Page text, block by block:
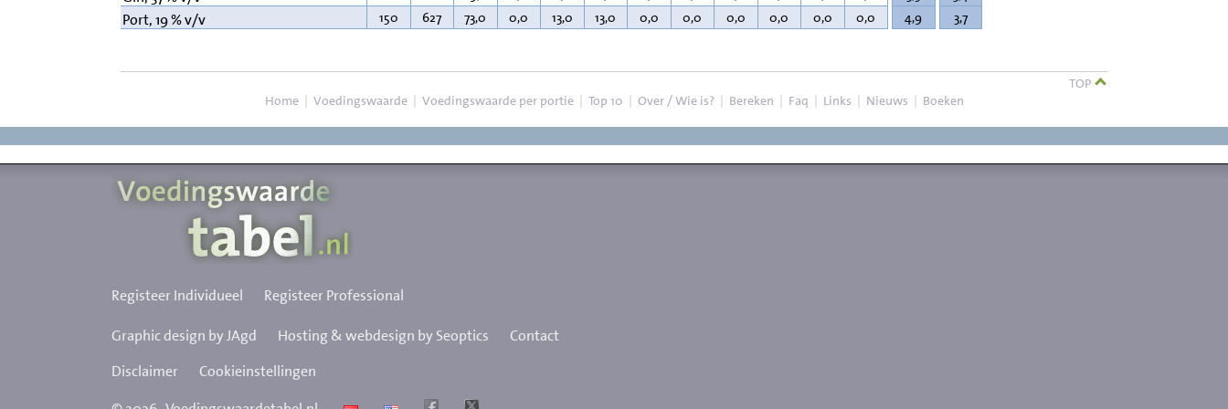
Port, 19 % v/v 150 627 73,0 0,0 13,0 13,0 0,0 0,0 0,0 0,0 0,0 0,0 4,9 3,7
TOP
Home | Voedingswaarde | Voedingswaarde per portie | Top 10 | Over / Wie is? | Bereken | Faq | Links | Nieuws | Boeken
Registeer Individueel Registeer Professional
Graphic design by JAgd Hosting & webdesign by Seoptics
Contact
Disclaimer
Cookieinstellingen